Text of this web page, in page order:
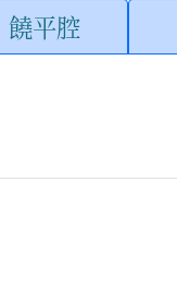
饒平腔